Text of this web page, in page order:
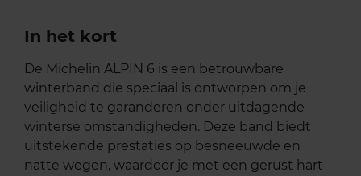
In het kort
De Michelin ALPIN 6 is een betrouwbare
winterband die speciaal is ontworpen om je
veiligheid te garanderen onder uitdagende
winterse omstandigheden. Deze band biedt
uitstekende prestaties op besneeuwde en
natte wegen, waardoor je met een gerust hart